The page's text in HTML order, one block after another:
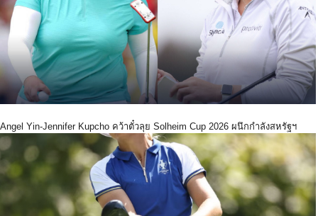
Angel Yin-Jennifer Kupcho คว้าตั๋วลุย Solheim Cup 2026 ผนึกกำลังสหรัฐฯ